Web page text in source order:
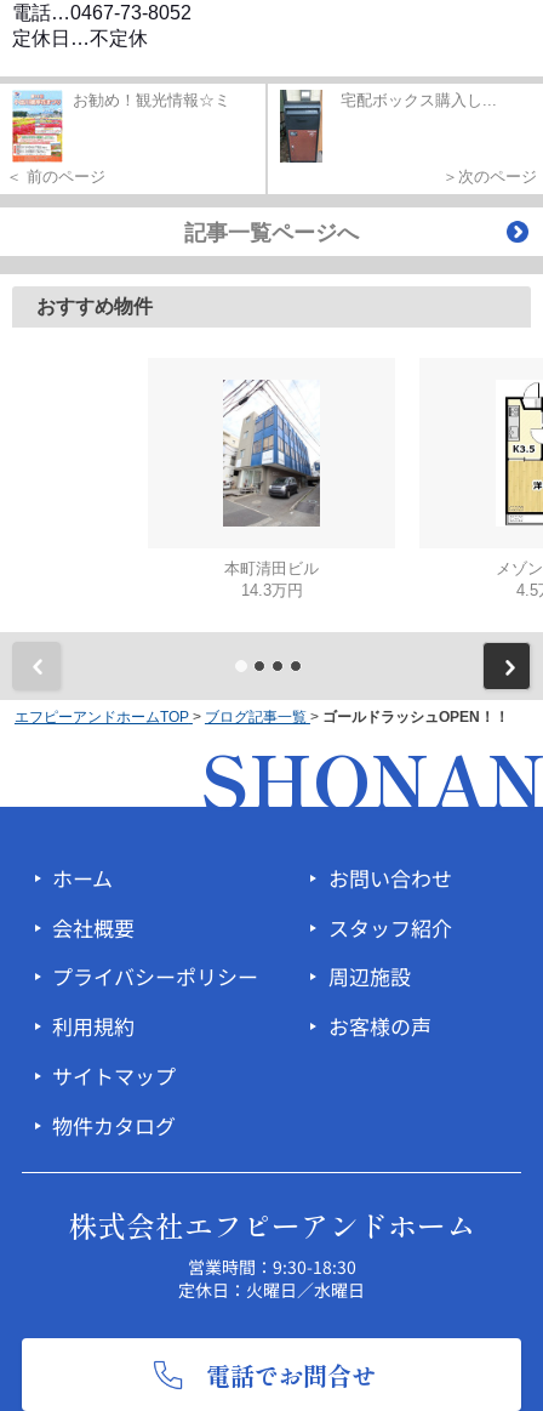
電話…0467-73-8052
定休日…不定休
お勧め！観光情報☆ミ
＜ 前のページ
宅配ボックス購入し...
＞次のページ
記事一覧ページへ
おすすめ物件
本町清田ビル
14.3万円
メゾ
4.5
エフピーアンドホームTOP > ブログ記事一覧 > ゴールドラッシュOPEN！！
ホーム
会社概要
プライバシーポリシー
利用規約
サイトマップ
物件カタログ
お問い合わせ
スタッフ紹介
周辺施設
お客様の声
株式会社エフピーアンドホーム
営業時間：9:30-18:30
定休日：火曜日／水曜日
電話でお問合せ